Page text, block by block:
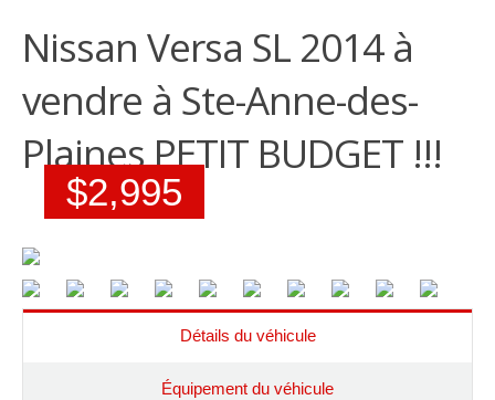
Nissan Versa SL 2014 à
vendre à Ste-Anne-des-
Plaines PETIT BUDGET !!!
$2,995
Détails du véhicule
Équipement du véhicule